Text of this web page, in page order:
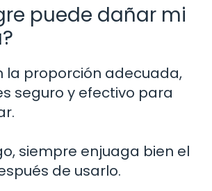
puede dañar mi
la proporción adecuada,
seguro y efectivo para
siempre enjuaga bien el
de usarlo.